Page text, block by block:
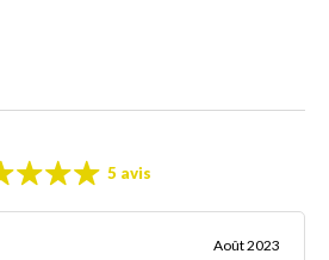
5 avis
Août 2023